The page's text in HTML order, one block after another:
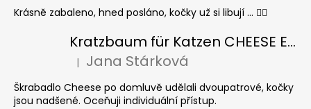
Krásně zabaleno, hned posláno, kočky už si libují ... 👍🏻
Kratzbaum für Katzen CHEESE ELIPSE colour
Die Produktbewertung beträgt 5 von 5 Sternen.
| Jana Stárková
Škrabadlo Cheese po domluvě udělali dvoupatrové, kočky
jsou nadšené. Oceňuji individuální přístup.